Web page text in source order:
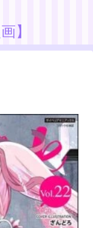
】